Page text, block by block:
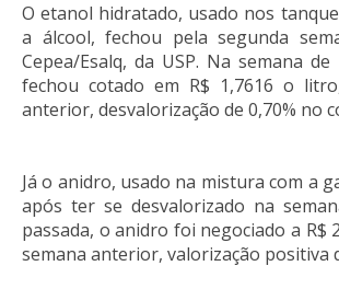
O etanol hidratado, usado nos
a álcool, fechou pela segunda
Cepea/Esalq, da USP. Na semana
fechou cotado em R$ 1,7616 o
anterior, desvalorização de 0,70% no
Já o anidro, usado na mistura com a
após ter se desvalorizado na
passada, o anidro foi negociado a R$
semana anterior, valorização positiva